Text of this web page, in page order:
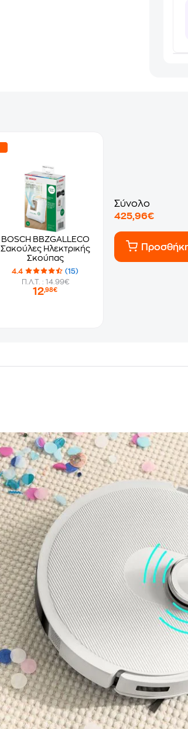
BOSCH BBZGALLECO
Σακούλες Ηλεκτρικής
Σκούπας
4.4
(15)
Π.Λ.Τ. : 14.99€
12,98€
Σύνολο
425,96€